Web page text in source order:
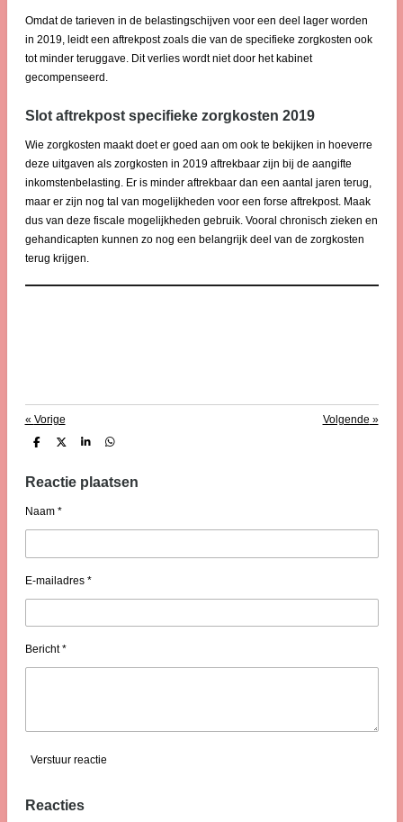
Omdat de tarieven in de belastingschijven voor een deel lager worden
in 2019, leidt een aftrekpost zoals die van de specifieke zorgkosten ook
tot minder teruggave. Dit verlies wordt niet door het kabinet
gecompenseerd.
Slot aftrekpost specifieke zorgkosten 2019
Wie zorgkosten maakt doet er goed aan om ook te bekijken in hoeverre
deze uitgaven als zorgkosten in 2019 aftrekbaar zijn bij de aangifte
inkomstenbelasting. Er is minder aftrekbaar dan een aantal jaren terug,
maar er zijn nog tal van mogelijkheden voor een forse aftrekpost. Maak
dus van deze fiscale mogelijkheden gebruik. Vooral chronisch zieken en
gehandicapten kunnen zo nog een belangrijk deel van de zorgkosten
terug krijgen.
« Vorige Volgende »
D
e
n
D
l
S
r
e
D
e
n
Reactie plaatsen
Naam *
E-mailadres *
Bericht *
Verstuur reactie
Reacties